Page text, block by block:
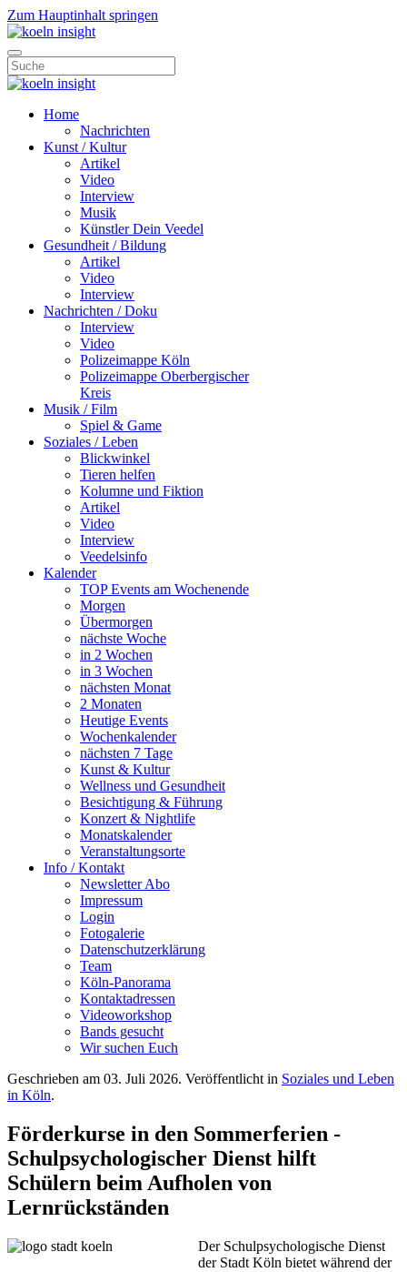
Zum Hauptinhalt springen
Home
Nachrichten
Kunst / Kultur
Artikel
Video
Interview
Musik
Künstler Dein Veedel
Gesundheit / Bildung
Artikel
Video
Interview
Nachrichten / Doku
Interview
Video
Polizeimappe Köln
Polizeimappe Oberbergischer
Kreis
Musik / Film
Spiel & Game
Soziales / Leben
Blickwinkel
Tieren helfen
Kolumne und Fiktion
Artikel
Video
Interview
Veedelsinfo
Kalender
TOP Events am Wochenende
Morgen
Übermorgen
nächste Woche
in 2 Wochen
in 3 Wochen
nächsten Monat
2 Monaten
Heutige Events
Wochenkalender
nächsten 7 Tage
Kunst & Kultur
Wellness und Gesundheit
Besichtigung & Führung
Konzert & Nightlife
Monatskalender
Veranstaltungsorte
Info / Kontakt
Newsletter Abo
Impressum
Login
Fotogalerie
Datenschutzerklärung
Team
Köln-Panorama
Kontaktadressen
Videoworkshop
Bands gesucht
Wir suchen Euch
Geschrieben am 03. Juli 2026. Veröffentlicht in Soziales und Leben
in Köln.
Förderkurse in den Sommerferien -
Schulpsychologischer Dienst hilft
Schülern beim Aufholen von
Lernrückständen
Der Schulpsychologische Dienst
der Stadt Köln bietet während der